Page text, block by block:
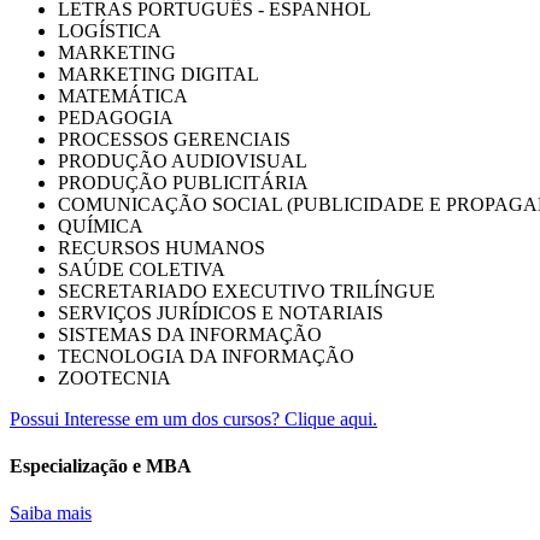
LETRAS PORTUGUÊS - ESPANHOL
LOGÍSTICA
MARKETING
MARKETING DIGITAL
MATEMÁTICA
PEDAGOGIA
PROCESSOS GERENCIAIS
PRODUÇÃO AUDIOVISUAL
PRODUÇÃO PUBLICITÁRIA
COMUNICAÇÃO SOCIAL (PUBLICIDADE E
QUÍMICA
RECURSOS HUMANOS
SAÚDE COLETIVA
SECRETARIADO EXECUTIVO TRILÍNGUE
SERVIÇOS JURÍDICOS E NOTARIAIS
SISTEMAS DA INFORMAÇÃO
TECNOLOGIA DA INFORMAÇÃO
ZOOTECNIA
Possui Interesse em um dos cursos? Clique aqui.
Especialização e MBA
Saiba mais